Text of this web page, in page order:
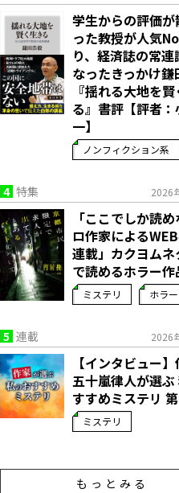
学生からの評価が
った教授が人気
り、経済誌の常
なったきっかけ――
『揺れる大地を
る』書評【評者
一】
ノンフィクション系
4 特集 2026
「ここでしか読
ロ作家による
連載」――カクヨム
で読めるホラー
ミステリ ホラー
5 連載 2026
【インタビュー】
五十嵐律人が選ぶ
すすめミステリ
ミステリ
もっとみる